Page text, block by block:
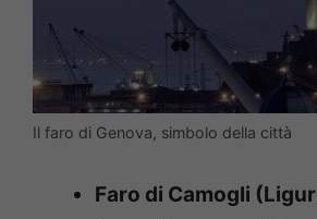
Il faro di Genova, simbolo della città
Faro di Camogli